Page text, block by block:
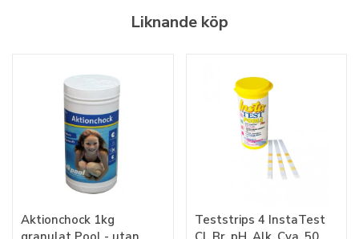
Liknande köp
Aktionchock 1kg
Teststrips 4 InstaTest